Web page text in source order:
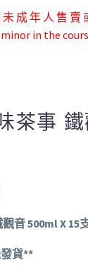
成 年 人 售 賣
in the
茶事
音 500ml X 15
貨**